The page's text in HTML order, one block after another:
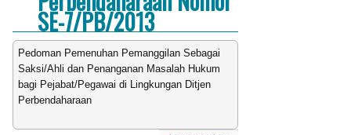
SE-7/PB/2013
Pedoman Pemenuhan Pemanggilan Sebagai
Saksi/Ahli dan Penanganan Masalah Hukum
bagi Pejabat/Pegawai di Lingkungan Ditjen
Perbendaharaan